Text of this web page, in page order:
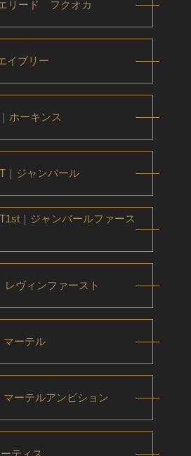
リード フクオカ
イブリー
ホーキンス
｜ジャンバール
｜ジャンバールファース
レヴィンファースト
マーテル
マーテルアンビション
ティス